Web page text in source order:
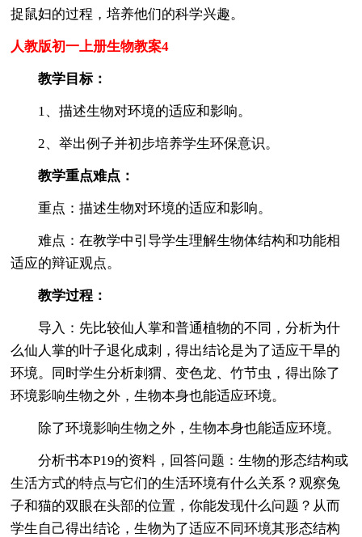
捉鼠妇的过程，培养他们的科学兴趣。
人教版初一上册生物教案4
教学目标：
1、描述生物对环境的适应和影响。
2、举出例子并初步培养学生环保意识。
教学重点难点：
重点：描述生物对环境的适应和影响。
难点：在教学中引导学生理解生物体结构和功能相
适应的辩证观点。
教学过程：
导入：先比较仙人掌和普通植物的不同，分析为什
么仙人掌的叶子退化成刺，得出结论是为了适应干旱的
环境。同时学生分析刺猬、变色龙、竹节虫，得出除了
环境影响生物之外，生物本身也能适应环境。
除了环境影响生物之外，生物本身也能适应环境。
分析书本P19的资料，回答问题：生物的形态结构或
生活方式的特点与它们的生活环境有什么关系？观察兔
子和猫的双眼在头部的位置，你能发现什么问题？从而
学生自己得出结论，生物为了适应不同环境其形态结构